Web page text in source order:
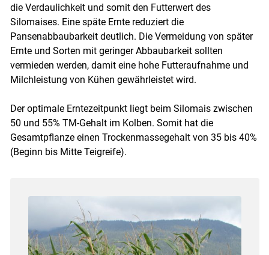
Skip to main content
die Verdaulichkeit und somit den Futterwert des
Silomaises. Eine späte Ernte reduziert die
Pansenabbaubarkeit deutlich. Die Vermeidung von später
Ernte und Sorten mit geringer Abbaubarkeit sollten
vermieden werden, damit eine hohe Futteraufnahme und
Milchleistung von Kühen gewährleistet wird.
Der optimale Erntezeitpunkt liegt beim Silomais zwischen
50 und 55% TM-Gehalt im Kolben. Somit hat die
Gesamtpflanze einen Trockenmassegehalt von 35 bis 40%
(Beginn bis Mitte Teigreife).